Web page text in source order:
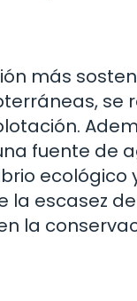
más
se
fuente de
ecológico
la escasez
la